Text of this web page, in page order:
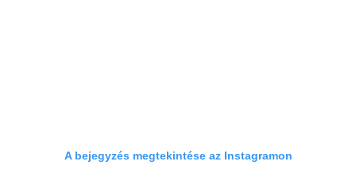
A bejegyzés megtekintése az Instagramon